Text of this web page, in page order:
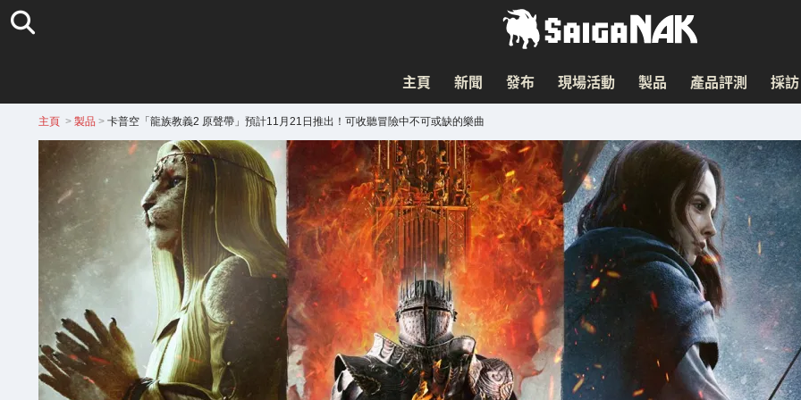
主頁 新聞 發布 現場活動 製品 產品評測 採訪
主頁 > 製品 > 卡普空「龍族教義2 原聲帶」預計11月21日推出！可收聽冒險中不可或缺的樂曲